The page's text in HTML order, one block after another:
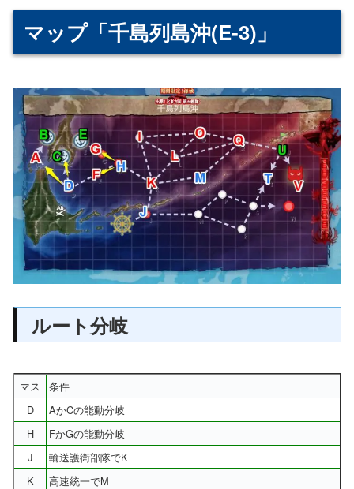
マップ「千島列島沖(E-3)」
ルート分岐
マス
条件
D
AかCの能動分岐
H
FかGの能動分岐
J
輸送護衛部隊でK
K
高速統一でM